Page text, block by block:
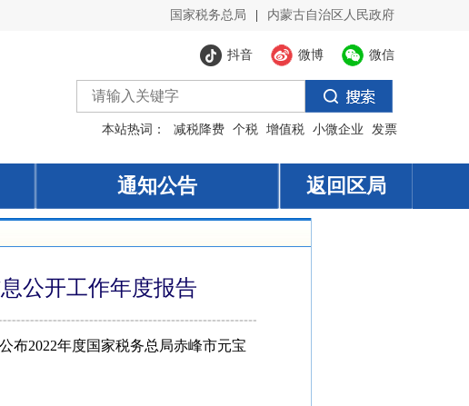
国家税务总局 内蒙古自治区人民政府
微信
微博
抖音
本站热词： 减税降费 个税 增值税 小微企业 发票
通知公告
通知公告 返回区局
公开工作年度报告
布2022年度国家税务总局赤峰市元宝